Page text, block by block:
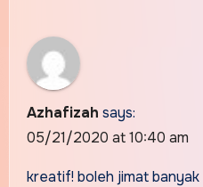
Azhafizah says:
05/21/2020 at 10:40 am
kreatif! boleh jimat banyak